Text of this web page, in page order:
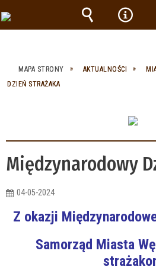
MAPA STRONY AKTUALNOŚCI
DZIEŃ STRAŻAKA
Międzynarodowy
04-05-2024
Z okazji
Samorząd Miasta